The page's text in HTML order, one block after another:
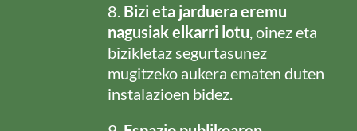
8. Bizi eta jarduera eremu
nagusiak elkarri lotu, oinez eta
bizikletaz segurtasunez
mugitzeko aukera ematen duten
instalazioen bidez.